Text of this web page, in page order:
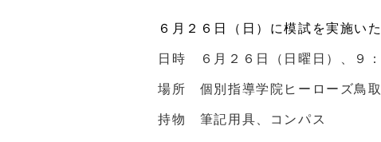
６月２６日（日）に模試を実施い
日時 ６月２６日（日曜日）、９
場所 個別指導学院ヒーローズ鳥
持物 筆記用具、コンパス